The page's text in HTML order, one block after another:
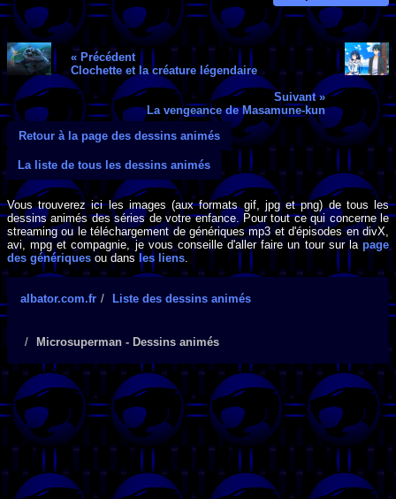
« Précédent
Clochette et la créature légendaire
Suivant »
La vengeance de Masamune-kun
Retour à la page des dessins animés
La liste de tous les dessins animés
Vous trouverez ici les images (aux formats gif, jpg et png) de tous les
dessins animés des séries de votre enfance. Pour tout ce qui concerne le
streaming ou le téléchargement de génériques mp3 et d'épisodes en divX,
avi, mpg et compagnie, je vous conseille d'aller faire un tour sur lapage
des génériques ou dans les liens.
albator.com.fr Liste des dessins animés
Microsuperman - Dessins animés